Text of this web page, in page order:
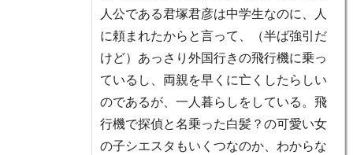
人公である君塚君彦は中学生なのに、人
に頼まれたからと言って、（半ば強引だ
けど）あっさり外国行きの飛行機に乗っ
ているし、両親を早くに亡くしたらしい
のであるが、一人暮らしをしている。飛
行機で探偵と名乗った白髪？の可愛い女
の子シエスタもいくつなのか、わからな